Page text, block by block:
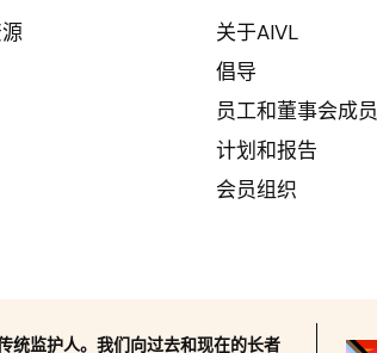
关于AIVL
倡导
员工和董事会成员
计划和报告
会员组织
统监护人。我们向过去和现在的长者